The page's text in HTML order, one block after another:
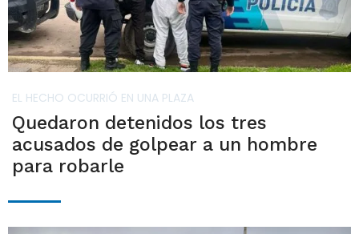
EL HECHO OCURRIÓ EN UNA PLAZA
Quedaron detenidos los tres
acusados de golpear a un hombre
para robarle